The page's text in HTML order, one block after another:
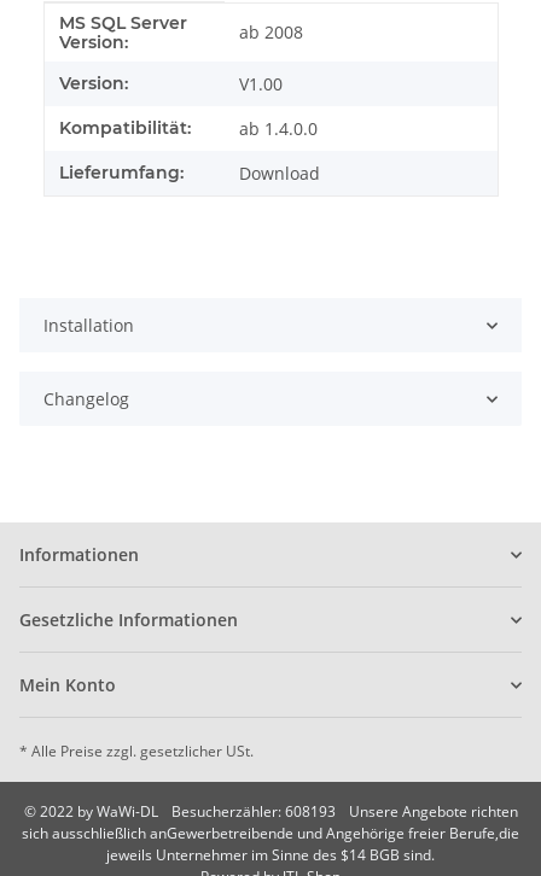
Produkteigenschaft
Wert
MS SQL Server
Version:
ab 2008
Version: V1.00
Kompatibilität: ab 1.4.0.0
Lieferumfang: Download
Installation
Changelog
Informationen
Gesetzliche Informationen
Mein Konto
* Alle Preise zzgl. gesetzlicher USt.
© 2022 by WaWi-DL Besucherzähler: 608193
Unsere Angebote richten
sich ausschließlich anGewerbetreibende und Angehörige freier Berufe,die
jeweils Unternehmer im Sinne des $14 BGB sind.